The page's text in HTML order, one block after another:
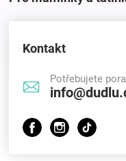
Kontakt
Potřebujete